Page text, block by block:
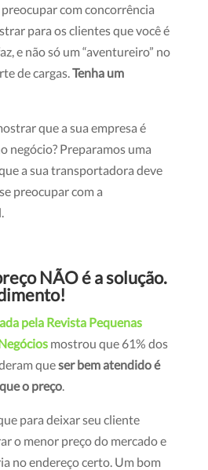
com concorrência
para os clientes que você é
e não só um “aventureiro” no
de cargas. Tenha um
que a sua empresa é
negócio? Preparamos uma
a sua transportadora deve
preocupar com a
NÃO é a solução.
pela Revista Pequenas
mostrou que 61% dos
queser bem atendido é
o preço.
para deixar seu cliente
o menor preço do mercado e
no endereço certo. Um bom